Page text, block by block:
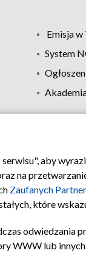
Emisja w
System
Regulamin
aby
na
Zaufanych
które
odwiedzania
WWW lub